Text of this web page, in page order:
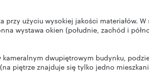
użyciu wysokiej jakości materiałów.
wystawa okien (południe, zachód i
dwupiętrowym budynku,
piętrze znajduje się tylko jedno